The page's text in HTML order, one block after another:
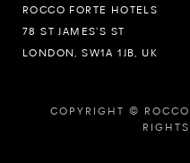
ROCCO FORTE HOTELS
78 ST JAMES’S ST
LONDON, SW1A 1JB, UK
COPYRIGHT ©